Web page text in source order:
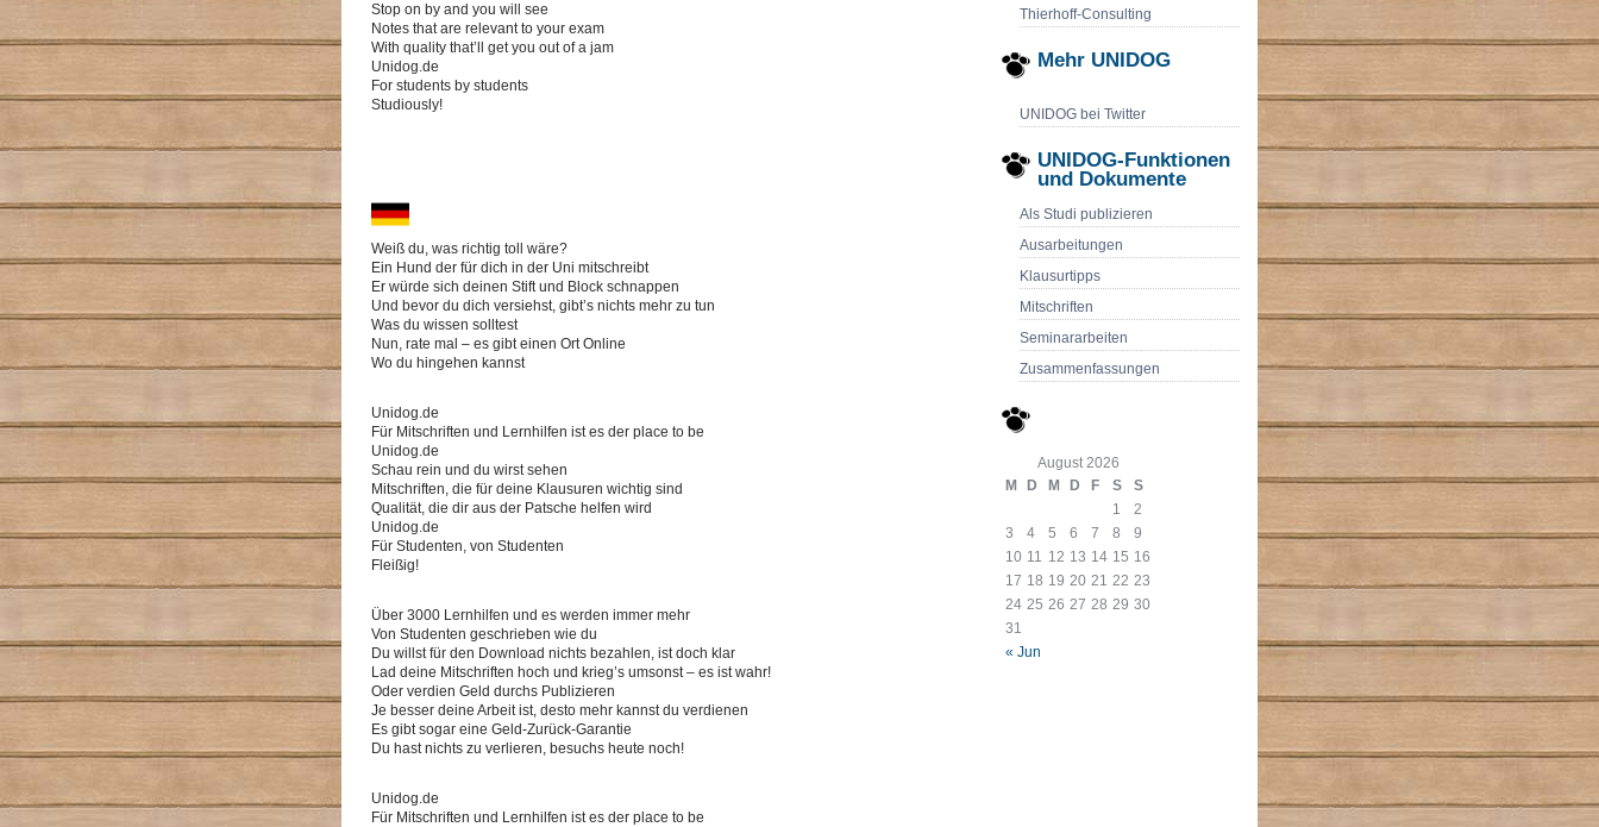
Thierhoff-Consulting
Mehr UNIDOG
UNIDOG bei Twitter
UNIDOG-Funktionen
und Dokumente
Als Studi publizieren
Ausarbeitungen
Klausurtipps
Mitschriften
Seminararbeiten
Zusammenfassungen
August 2026
M
D M D F S S
« Jun
1
2
3
4 5 6 7 8
9
10 11 12 13 14 15 16
17 18 19 20 21 22 23
24 25 26 27 28 29 30
31
Stop on by and you will see
Notes that are relevant to your exam
With quality that’ll get you out of a jam
Unidog.de
For students by students
Studiously!
Weiß du, was richtig toll wäre?
Ein Hund der für dich in der Uni mitschreibt
Er würde sich deinen Stift und Block schnappen
Und bevor du dich versiehst, gibt’s nichts mehr zu tun
Was du wissen solltest
Nun, rate mal – es gibt einen Ort Online
Wo du hingehen kannst
Unidog.de
Für Mitschriften und Lernhilfen ist es der place to be
Unidog.de
Schau rein und du wirst sehen
Mitschriften, die für deine Klausuren wichtig sind
Qualität, die dir aus der Patsche helfen wird
Unidog.de
Für Studenten, von Studenten
Fleißig!
Über 3000 Lernhilfen und es werden immer mehr
Von Studenten geschrieben wie du
Du willst für den Download nichts bezahlen, ist doch klar
Lad deine Mitschriften hoch und krieg’s umsonst – es ist wahr!
Oder verdien Geld durchs Publizieren
Je besser deine Arbeit ist, desto mehr kannst du verdienen
Es gibt sogar eine Geld-Zurück-Garantie
Du hast nichts zu verlieren, besuchs heute noch!
Unidog.de
Für Mitschriften und Lernhilfen ist es der place to be